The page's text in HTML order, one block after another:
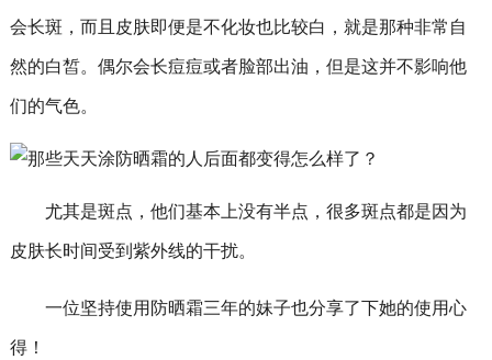
会长斑，而且皮肤即便是不化妆也比较白，就是那种非常自
然的白皙。偶尔会长痘痘或者脸部出油，但是这并不影响他
们的气色。
尤其是斑点，他们基本上没有半点，很多斑点都是因为
皮肤长时间受到紫外线的干扰。
一位坚持使用防晒霜三年的妹子也分享了下她的使用心
得！